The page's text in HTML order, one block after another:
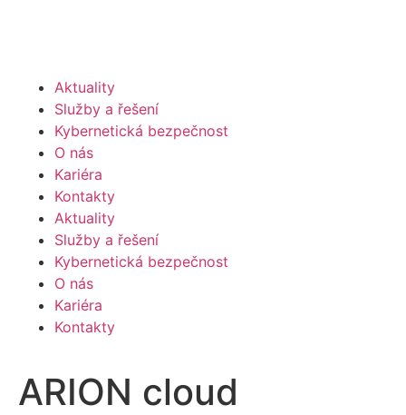
Aktuality
Služby a řešení
Kybernetická bezpečnost
O nás
Kariéra
Kontakty
Aktuality
Služby a řešení
Kybernetická bezpečnost
O nás
Kariéra
Kontakty
ARION cloud